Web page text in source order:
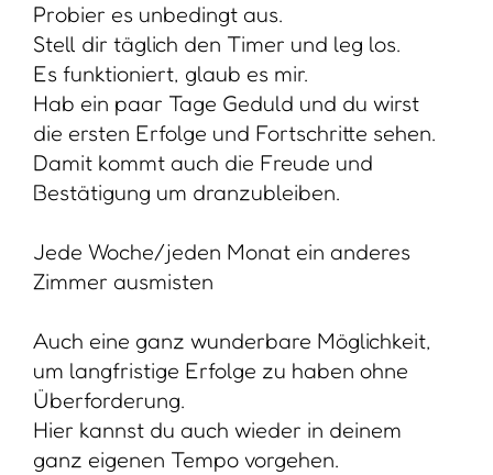
Probier es unbedingt aus.
Stell dir täglich den Timer und leg los.
Es funktioniert, glaub es mir.
Hab ein paar Tage Geduld und du wirst
die ersten Erfolge und Fortschritte sehen.
Damit kommt auch die Freude und
Bestätigung um dranzubleiben.
Jede Woche/jeden Monat ein anderes
Zimmer ausmisten
Auch eine ganz wunderbare Möglichkeit,
um langfristige Erfolge zu haben ohne
Überforderung.
Hier kannst du auch wieder in deinem
ganz eigenen Tempo vorgehen.